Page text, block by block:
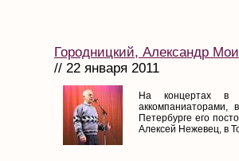
Городницкий, Александр
// 22 января 2011
На концертах в
Петербурге его
Алексей Нежевец, в